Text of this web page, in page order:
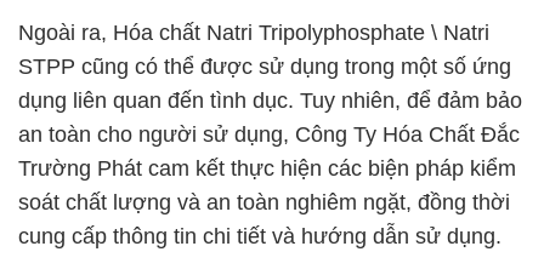
Ngoài ra, Hóa chất Natri Tripolyphosphate \ Natri
STPP cũng có thể được sử dụng trong một số ứng
dụng liên quan đến tình dục. Tuy nhiên, để đảm bảo
an toàn cho người sử dụng, Công Ty Hóa Chất Đắc
Trường Phát cam kết thực hiện các biện pháp kiểm
soát chất lượng và an toàn nghiêm ngặt, đồng thời
cung cấp thông tin chi tiết và hướng dẫn sử dụng.